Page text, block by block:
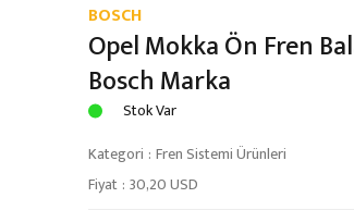
BOSCH
Opel Mokka Ön Fren
Bosch Marka
Stok Var
Kategori Fren Sistemi Ürünleri
Fiyat 30,20 USD